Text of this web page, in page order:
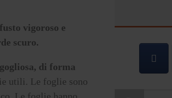
vigoroso e
scuro.
di forma
utili. Le foglie sono